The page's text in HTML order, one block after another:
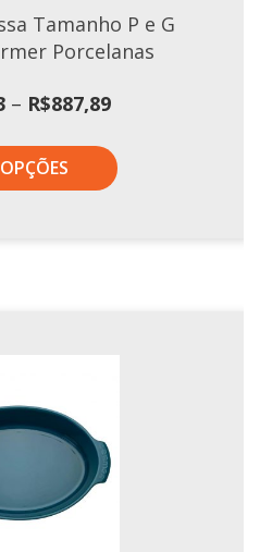
Tamanho P e G
Porcelanas
– R$887,89Faixa
preço:
R$496,13
através